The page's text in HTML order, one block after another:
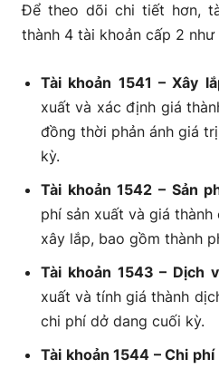
Để theo dõi chi tiết hơn,
thành 4 tài khoản cấp 2 như
Tài khoản 1541 – Xây
xuất và xác định giá
đồng thời phản ánh giá
kỳ.
Tài khoản 1542 – Sản
phí sản xuất và giá
xây lắp, bao gồm thành
Tài khoản 1543 – Dịch
xuất và tính giá thành
chi phí dở dang cuối kỳ.
Tài khoản 1544 – Chi